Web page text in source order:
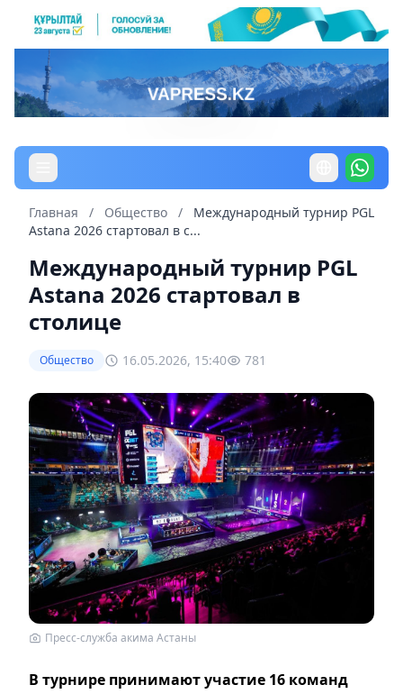
Главная / Общество /
Международный турнир PGL
Astana 2026 стартовал в с...
Международный турнир PGL
Astana 2026 стартовал в
столице
Общество 16.05.2026, 15:40 781
Пресс-служба акима Астаны
В турнире принимают участие 16 команд